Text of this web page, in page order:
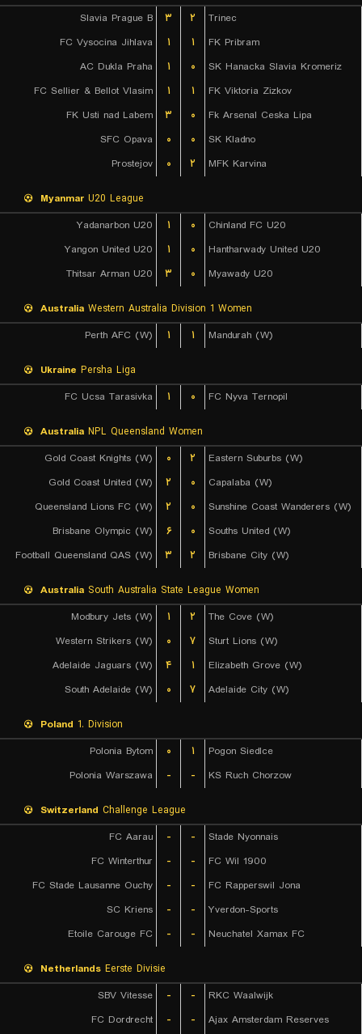
Slavia Prague B
۳ ۲
Trinec
FC Vysocina Jihlava
۱ ۱
FK Pribram
AC Dukla Praha
۱ ۰
SK Hanacka Slavia Kromeriz
FC Sellier & Bellot Vlasim
۱ ۱
FK Viktoria Zizkov
FK Usti nad Labem
۳ ۰
Fk Arsenal Ceska Lipa
SFC Opava
۰ ۰
SK Kladno
Prostejov
۰ ۲ MFK Karvina
Myanmar U20 League
Yadanarbon U20
۱ ۰
Chinland FC U20
Yangon United U20
۱ ۰
Hantharwady United U20
Thitsar Arman U20
۳ ۰ Myawady U20
Australia Western Australia Division 1 Women
Perth AFC (W)
۱ ۱ Mandurah (W)
Ukraine Persha Liga
FC Ucsa Tarasivka
۱ ۰ FC Nyva Ternopil
Australia NPL Queensland Women
Gold Coast Knights (W)
۰ ۲
Eastern Suburbs (W)
Gold Coast United (W)
۲ ۰
Capalaba (W)
Queensland Lions FC (W)
۲ ۰
Sunshine Coast Wanderers (W)
Brisbane Olympic (W)
۶ ۰
Souths United (W)
Football Queensland QAS (W)
۳ ۲ Brisbane City (W)
Australia South Australia State League Women
Modbury Jets (W)
۱ ۲
The Cove (W)
Western Strikers (W)
۰ ۷
Sturt Lions (W)
Adelaide Jaguars (W)
۴ ۱
Elizabeth Grove (W)
South Adelaide (W)
۰ ۷ Adelaide City (W)
Poland 1. Division
Polonia Bytom
۰ ۱
Pogon Siedlce
Polonia Warszawa
- - KS Ruch Chorzow
Switzerland Challenge League
FC Aarau
- -
Stade Nyonnais
FC Winterthur
- -
FC Wil 1900
FC Stade Lausanne Ouchy
- -
FC Rapperswil Jona
SC Kriens
- -
Yverdon-Sports
Etoile Carouge FC
- - Neuchatel Xamax FC
Netherlands Eerste Divisie
SBV Vitesse
- -
RKC Waalwijk
FC Dordrecht
- - Ajax Amsterdam Reserves